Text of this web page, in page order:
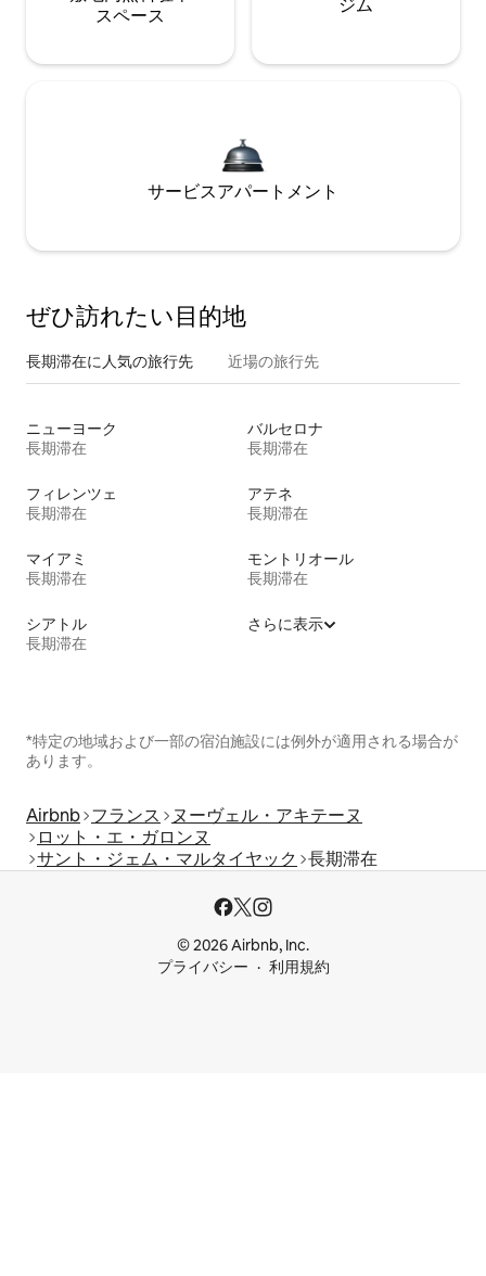
ス⁠ペ⁠ー⁠ス
ジム
サービスアパートメント
ぜひ訪⁠れ⁠た⁠い目⁠的⁠地
長期滞在に人気の旅行先 近場の旅行先
ニューヨーク
長期滞在
バルセロナ
長期滞在
フィレンツェ
長期滞在
アテネ
長期滞在
マイアミ
長期滞在
モントリオール
長期滞在
シアトル
長期滞在
さらに表示
*特定の地域および一部の宿泊施設には例外が適用される場合が
あります。
Airbnb フランス
ヌーヴェル・アキテーヌ
ロット・エ・ガロンヌ
サント・ジェム・マルタイヤック
長期滞在
© 2026 Airbnb, Inc.
プライバシー
利用規約